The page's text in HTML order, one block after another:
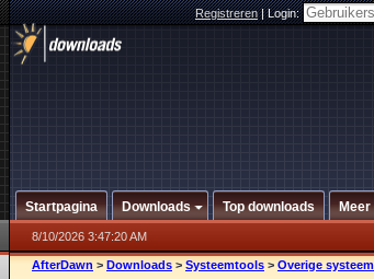
Registreren|Login:
Startpagina Downloads Top downloads Meer
8/10/2026 3:47:20 AM
AfterDawn > Downloads > Systeemtools > Overige